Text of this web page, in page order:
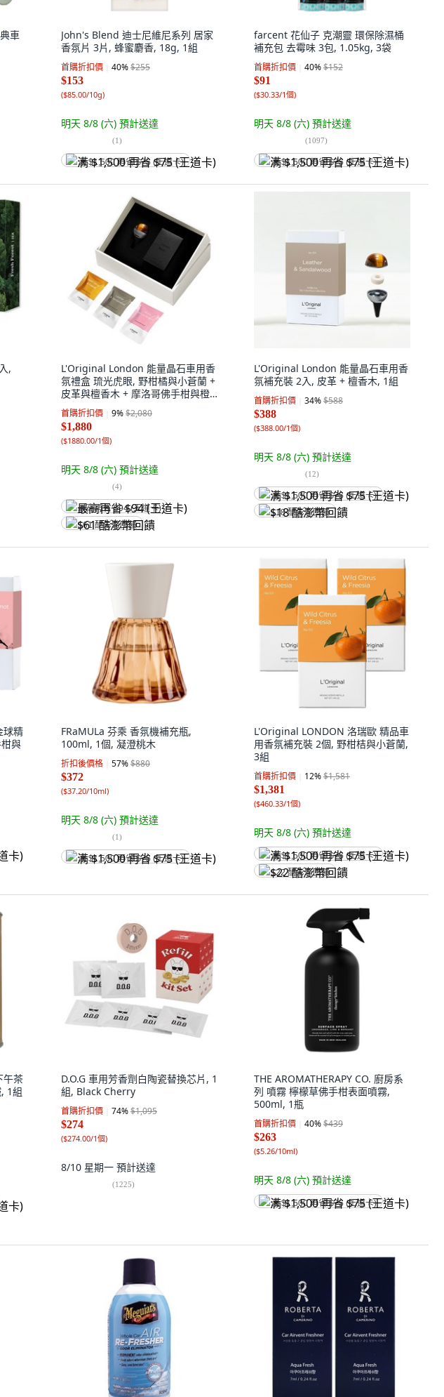
車
John's Blend 迪士尼維尼系列 居家
香氛片 3片, 蜂蜜麝香, 18g, 1組
首購折扣價 40%$255
$153
($85.00/10g)
明天 8/8 (六) 預計送達
(1)
满 $1,500 再省 $75 (王道卡)
farcent 花仙子 克潮靈 環保除濕桶
補充包 去霉味 3包, 1.05kg, 3袋
首購折扣價 40%$152
$91
($30.33/1個)
明天 8/8 (六) 預計送達
(1097)
满 $1,500 再省 $75 (王道卡)
,
L'Original London 能量晶石車用香
氛禮盒 琉光虎眼, 野柑橘與小蒼蘭 +
皮革與檀香木 + 摩洛哥佛手柑與橙
花, 1套
首購折扣價 9%$2,080
$1,880
($1880.00/1個)
明天 8/8 (六) 預計送達
(4)
最高再省 $94 (王道卡)
$61 酷澎幣回饋
L'Original London 能量晶石車用香
氛補充裝 2入, 皮革 + 檀香木, 1組
首購折扣價 34%$588
$388
($388.00/1個)
明天 8/8 (六) 預計送達
(12)
满 $1,500 再省 $75 (王道卡)
$18 酷澎幣回饋
球精
與
FRaMULa 芬乘 香氛機補充瓶,
100ml, 1個, 凝澄桃木
折扣後價格 57%$880
$372
($37.20/10ml)
明天 8/8 (六) 預計送達
(1)
满 $1,500 再省 $75 (王道卡)
L'Original LONDON 洛瑞歐 精品車
用香氛補充裝 2個, 野柑桔與小蒼蘭,
3組
首購折扣價 12%$1,581
$1,381
($460.33/1個)
明天 8/8 (六) 預計送達
满 $1,500 再省 $75 (王道卡)
$22 酷澎幣回饋
午茶
1組
D.O.G 車用芳香劑白陶瓷替換芯片, 1
組, Black Cherry
首購折扣價 74%$1,095
$274
($274.00/1個)
8/10 星期一 預計送達
(1225)
THE AROMATHERAPY CO. 廚房系
列 噴霧 檸檬草佛手柑表面噴霧,
500ml, 1瓶
首購折扣價 40%$439
$263
($5.26/10ml)
明天 8/8 (六) 預計送達
满 $1,500 再省 $75 (王道卡)